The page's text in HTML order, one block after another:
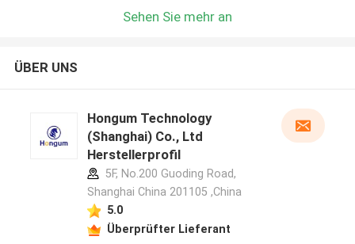
Sehen Sie mehr an
ÜBER UNS
Hongum Technology
(Shanghai) Co., Ltd
Herstellerprofil
5F, No.200 Guoding Road,
Shanghai China 201105 ,China
5.0
Überprüfter Lieferant